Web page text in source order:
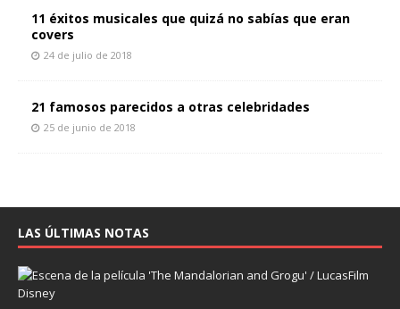
11 éxitos musicales que quizá no sabías que eran
covers
24 de julio de 2018
21 famosos parecidos a otras celebridades
25 de junio de 2018
LAS ÚLTIMAS NOTAS